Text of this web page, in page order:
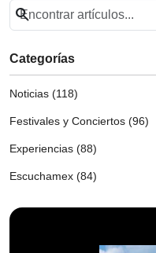
search
Categorías
Noticias (118)
Festivales y Conciertos (96)
Experiencias (88)
Escuchamex (84)